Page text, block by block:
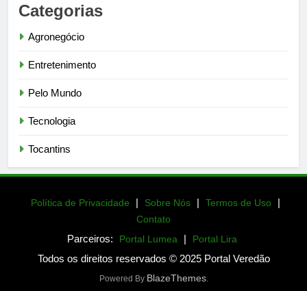
Categorias
Agronegócio
Entretenimento
Pelo Mundo
Tecnologia
Tocantins
Política de Privacidade | Sobre Nós | Termos de Uso |
Contato
Parceiros: Portal Lumea | Portal Lira
Todos os direitos reservados © 2025 Portal Veredão
Powered By BlazeThemes.